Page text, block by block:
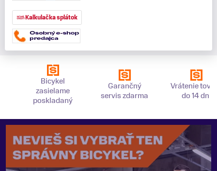
Kalkulačka splátok
Bicykel
zasielame
poskladaný
Garančný
servis zdarma
Vrátenie
do 14 dní